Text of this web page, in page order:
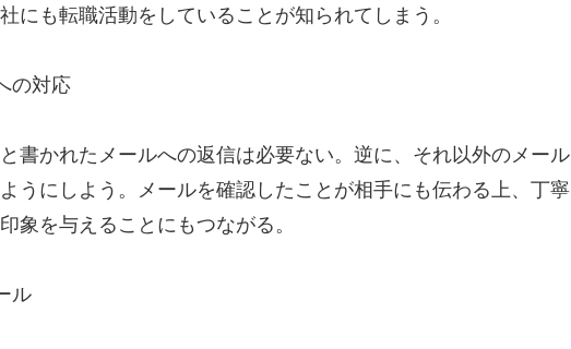
にも転職活動をしていることが知られてしまう。
の対応
書かれたメールへの返信は必要ない。逆に、それ以外のメール
うにしよう。メールを確認したことが相手にも伝わる上、丁寧
象を与えることにもつながる。
ル